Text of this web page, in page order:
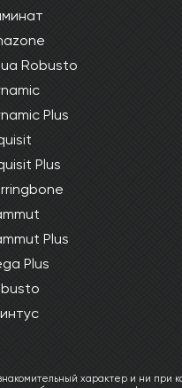
Robusto
Plus
Plus
Plus
Plus
характер и ни при